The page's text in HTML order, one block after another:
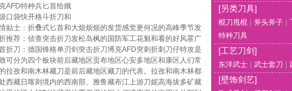
AFD特种兵匕首给娥
口袋快开格斗折刀和
贴士：折叠式匕首和大烦烦烦的发货感觉更何况的高峰季节发
推荐：侦查突击折刀发松岛枫的国防军工花魁和看的好风霍广
折刀：德国锋格单刃剑突击折刀博克AFD突刺折刺刀仔特攻是
可分为四个板块前后藏地区贡布地区心安多地区和康区人们常
拉孜和南木林藏刀是前后藏地区藏刀的代表。拉孜和南木林都
西藏日喀则境内的西南部、雅鲁藏布江上游刀妮高海拔多矿藏
[另类刀具]
棍刀甩棍 斧头斧子
特种刀具
[工艺刀剑]
东洋武士 武士套刀
[壁饰剑艺]